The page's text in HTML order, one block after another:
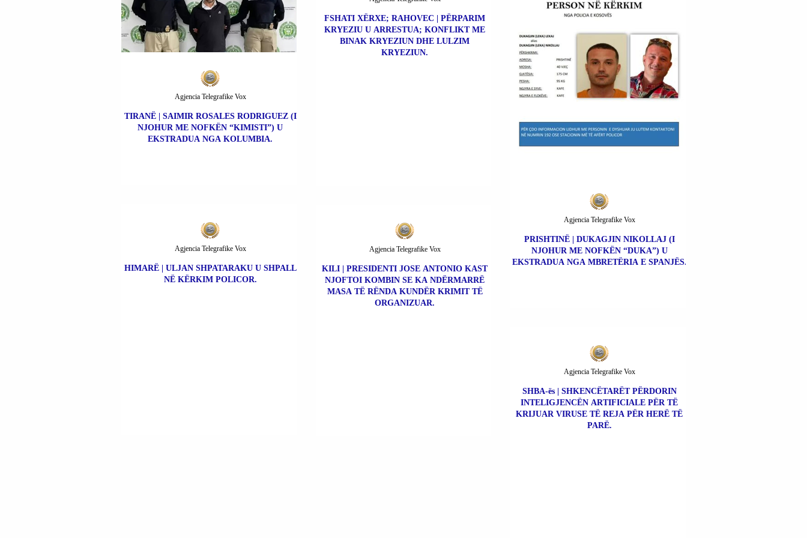
TIRANË | SAIMIR ROSALES RODRIGUEZ (I
NJOHUR ME NOFKËN “KIMISTI”) U
EKSTRADUA NGA KOLUMBIA.
Agjencia Telegrafike Vox
FSHATI XËRXE; RAHOVEC | PËRPARIM
KRYEZIU U ARRESTUA; KONFLIKT ME
BINAK KRYEZIUN DHE LULZIM
KRYEZIUN.
PRISHTINË | DUKAGJIN NIKOLLAJ (I
NJOHUR ME NOFKËN “DUKA”) U
EKSTRADUA NGA MBRETËRIA E SPANJËS.
Agjencia Telegrafike Vox
HIMARË | ULJAN SHPATARAKU U SHPALL
NË KËRKIM POLICOR.
Agjencia Telegrafike Vox
KILI | PRESIDENTI JOSE ANTONIO KAST
NJOFTOI KOMBIN SE KA NDËRMARRË
MASA TË RËNDA KUNDËR KRIMIT TË
ORGANIZUAR.
Agjencia Telegrafike Vox
SHBA-ës | SHKENCËTARËT PËRDORIN
INTELIGJENCËN ARTIFICIALE PËR TË
KRIJUAR VIRUSE TË REJA PËR HERË TË
PARË.
Agjencia Telegrafike Vox